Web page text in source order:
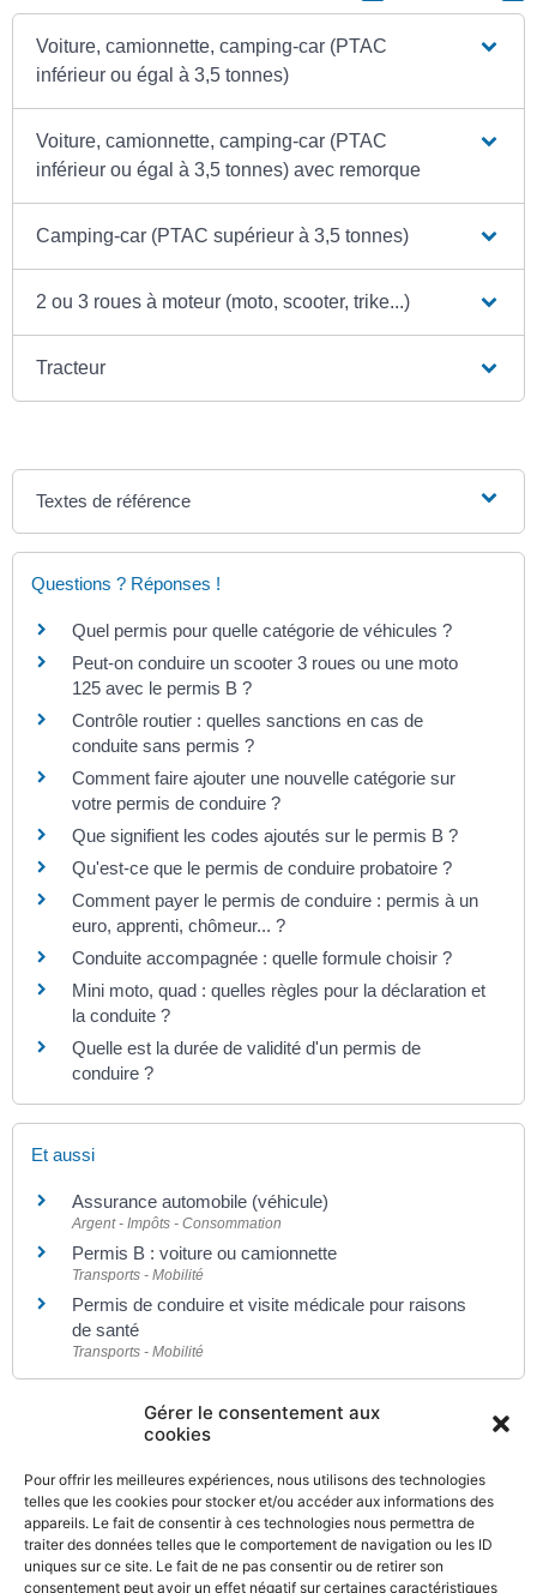
Gérer le consentement aux
cookies
Pour offrir les meilleures expériences, nous utilisons des technologies
telles que les cookies pour stocker et/ou accéder aux informations des
appareils. Le fait de consentir à ces technologies nous permettra de
traiter des données telles que le comportement de navigation ou les ID
uniques sur ce site. Le fait de ne pas consentir ou de retirer son
consentement peut avoir un effet négatif sur certaines caractéristiques
Voiture, camionnette, camping-car (PTAC
inférieur ou égal à 3,5 tonnes)
Voiture, camionnette, camping-car (PTAC
inférieur ou égal à 3,5 tonnes) avec remorque
Camping-car (PTAC supérieur à 3,5 tonnes)
2 ou 3 roues à moteur (moto, scooter, trike...)
Tracteur
Textes de référence
Questions ? Réponses !
Quel permis pour quelle catégorie de véhicules ?
Peut-on conduire un scooter 3 roues ou une moto
125 avec le permis B ?
Contrôle routier : quelles sanctions en cas de
conduite sans permis ?
Comment faire ajouter une nouvelle catégorie sur
votre permis de conduire ?
Que signifient les codes ajoutés sur le permis B ?
Qu'est-ce que le permis de conduire probatoire ?
Comment payer le permis de conduire : permis à un
euro, apprenti, chômeur... ?
Conduite accompagnée : quelle formule choisir ?
Mini moto, quad : quelles règles pour la déclaration et
la conduite ?
Quelle est la durée de validité d'un permis de
conduire ?
Et aussi
Assurance automobile (véhicule)
Argent - Impôts - Consommation
Permis B : voiture ou camionnette
Transports - Mobilité
Permis de conduire et visite médicale pour raisons
de santé
Transports - Mobilité
Pour en savoir plus
École de conduite labellisée
Ministère chargé de l'intérieur
Obligations et avantages des écoles labellisées
Ministère chargé de l'intérieur